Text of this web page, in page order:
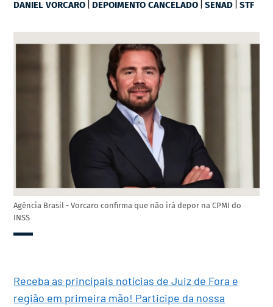
DANIEL VORCARO | DEPOIMENTO CANCELADO |SENAD |STF
Agência Brasil - Vorcaro confirma que não irá depor na CPMI do
INSS
Receba as principais notícias de Juiz de Fora e
região em primeira mão! Participe da nossa